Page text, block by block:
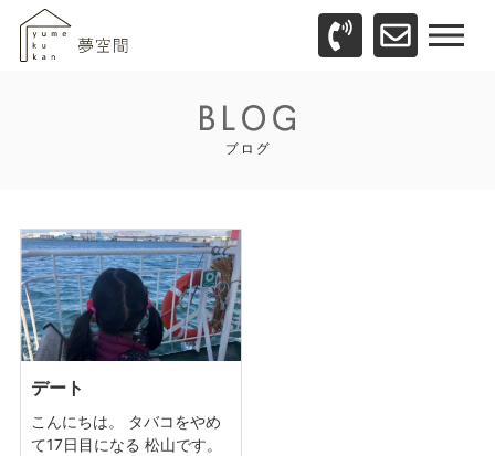
デート
こんにちは。 タバコをやめ
て17日目になる 松山です。